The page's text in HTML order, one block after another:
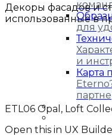
для
и
Карта
Блог
Контакты
Декоры фасадов и
использованные в
ETL06 Opal, Loft
Open this in UX